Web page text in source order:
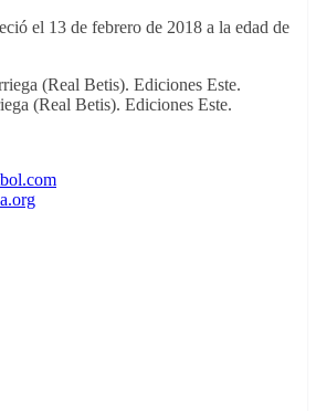
el 13 de febrero de 2018 a la edad de
(Real Betis). Ediciones Este.